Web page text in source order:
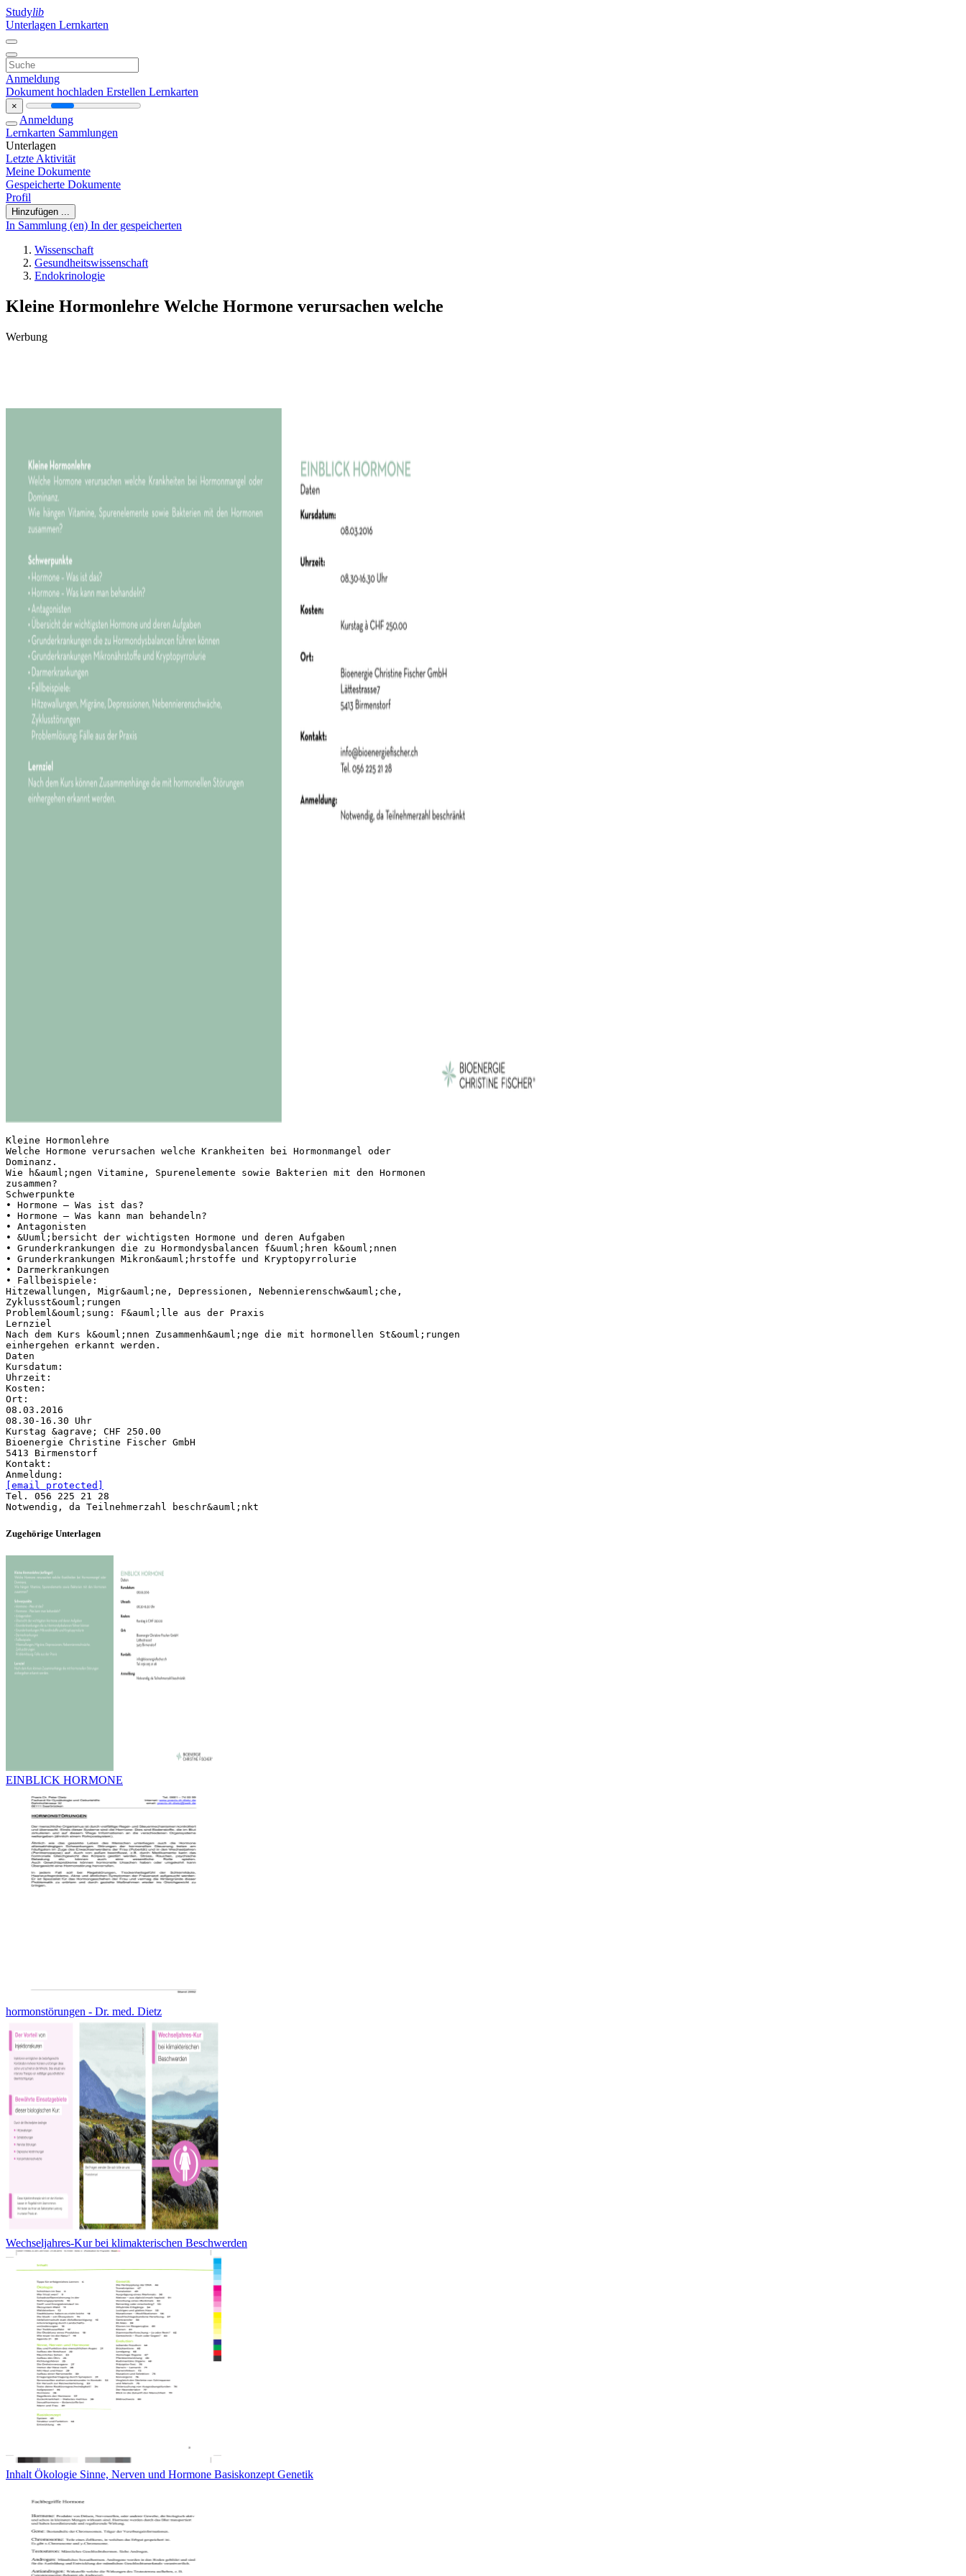
Studylib
Unterlagen Lernkarten
Anmeldung
Dokument hochladen Erstellen Lernkarten
×
Anmeldung
Lernkarten Sammlungen
Unterlagen
Letzte Aktivität
Meine Dokumente
Gespeicherte Dokumente
Profil
Hinzufügen ...
In Sammlung (en) In der gespeicherten
Wissenschaft
Gesundheitswissenschaft
Endokrinologie
Kleine Hormonlehre Welche Hormone verursachen welche
Werbung
Kleine Hormonlehre
Welche Hormone verursachen welche Krankheiten bei Hormonmangel oder
Dominanz.
Wie h&auml;ngen Vitamine, Spurenelemente sowie Bakterien mit den Hormonen
zusammen?
Schwerpunkte
• Hormone – Was ist das?
• Hormone – Was kann man behandeln?
• Antagonisten
• &Uuml;bersicht der wichtigsten Hormone und deren Aufgaben
• Grunderkrankungen die zu Hormondysbalancen f&uuml;hren k&ouml;nnen
• Grunderkrankungen Mikron&auml;hrstoffe und Kryptopyrrolurie
• Darmerkrankungen
• Fallbeispiele:
Hitzewallungen, Migr&auml;ne, Depressionen, Nebennierenschw&auml;che,
Zyklusst&ouml;rungen
Probleml&ouml;sung: F&auml;lle aus der Praxis
Lernziel
Nach dem Kurs k&ouml;nnen Zusammenh&auml;nge die mit hormonellen St&ouml;rungen
einhergehen erkannt werden.
Daten
Kursdatum:
Uhrzeit:
Kosten:
Ort:
08.03.2016
08.30-16.30 Uhr
Kurstag &agrave; CHF 250.00
Bioenergie Christine Fischer GmbH
5413 Birmenstorf
Kontakt:
[email protected]
Tel. 056 225 21 28
Zugehörige Unterlagen
EINBLICK HORMONE
hormonstörungen - Dr. med. Dietz
Wechseljahres-Kur bei klimakterischen Beschwerden
Inhalt Ökologie Sinne, Nerven und Hormone Basiskonzept Genetik